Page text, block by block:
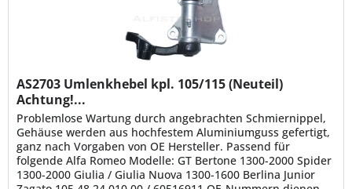
AS2703 Umlenkhebel kpl. 105/115 (Neuteil)
Achtung!...
Problemlose Wartung durch angebrachten Schmiernippel,
Gehäuse werden aus hochfestem Aluminiumguss gefertigt,
ganz nach Vorgaben von OE Hersteller. Passend für
folgende Alfa Romeo Modelle: GT Bertone 1300-2000 Spider
1300-2000 Giulia / Giulia Nuova 1300-1600 Berlina Junior